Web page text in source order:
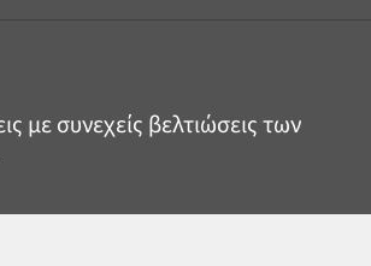
με συνεχείς βελτιώσεις των